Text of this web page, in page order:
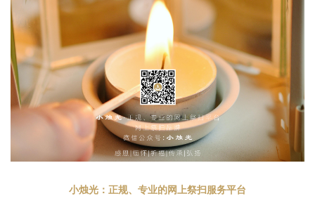
小烛光 ：正规、专业的网上祭扫服务平台